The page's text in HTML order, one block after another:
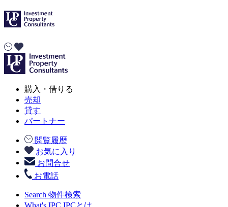
購入・借りる
売却
貸す
パートナー
閲覧履歴
お気に入り
お問合せ
お電話
Search 物件検索
What's IPC IPCとは